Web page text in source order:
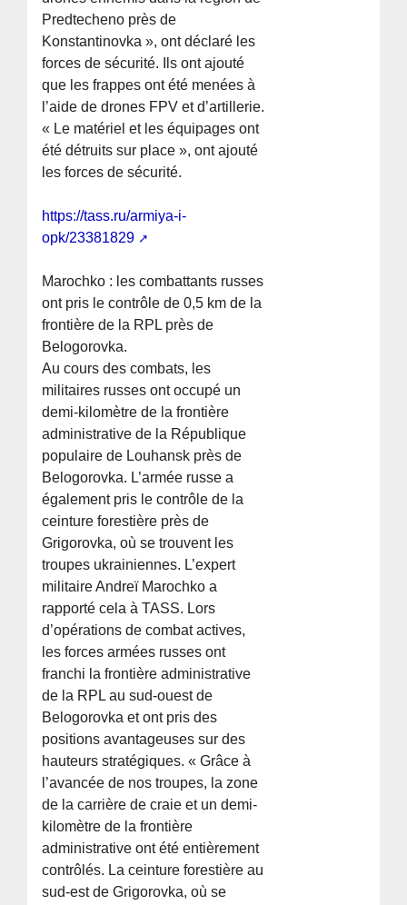
Predtecheno près de
Konstantinovka », ont déclaré les
forces de sécurité. Ils ont ajouté
que les frappes ont été menées à
l’aide de drones FPV et d’artillerie.
« Le matériel et les équipages ont
été détruits sur place », ont ajouté
les forces de sécurité.
https://tass.ru/armiya-i-
opk/23381829
Marochko : les combattants russes
ont pris le contrôle de 0,5 km de la
frontière de la RPL près de
Belogorovka.
Au cours des combats, les
militaires russes ont occupé un
demi-kilomètre de la frontière
administrative de la République
populaire de Louhansk près de
Belogorovka. L’armée russe a
également pris le contrôle de la
ceinture forestière près de
Grigorovka, où se trouvent les
troupes ukrainiennes. L’expert
militaire Andreï Marochko a
rapporté cela à TASS. Lors
d’opérations de combat actives,
les forces armées russes ont
franchi la frontière administrative
de la RPL au sud-ouest de
Belogorovka et ont pris des
positions avantageuses sur des
hauteurs stratégiques. « Grâce à
l’avancée de nos troupes, la zone
de la carrière de craie et un demi-
kilomètre de la frontière
administrative ont été entièrement
contrôlés. La ceinture forestière au
sud-est de Grigorovka, où se